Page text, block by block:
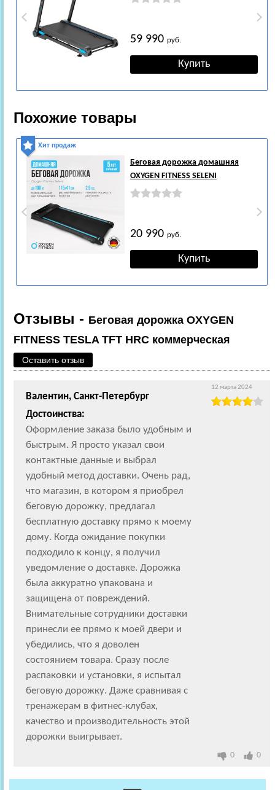
59 990 руб.
Похожие товары
Хит продаж
Беговая дорожка домашняя
OXYGEN FITNESS SELENI
20 990 руб.
Отзывы - Беговая дорожка OXYGEN
FITNESS TESLA TFT HRC коммерческая
Оставить отзыв
Валентин, Санкт-Петербург
Достоинства:
Оформление заказа было удобным и
быстрым. Я просто указал свои
контактные данные и выбрал
удобный метод доставки. Очень рад,
что магазин, в котором я приобрел
беговую дорожку, предлагал
бесплатную доставку прямо к моему
дому. Когда ожидание покупки
подходило к концу, я получил
уведомление о доставке. Дорожка
была аккуратно упакована и
защищена от повреждений.
Внимательные сотрудники доставки
принесли ее прямо к моей двери и
убедились, что я доволен
состоянием товара. Сразу после
распаковки и установки, я испытал
беговую дорожку. Даже сравнивая с
тренажерам в фитнес-клубах,
качество и производительность этой
дорожки выигрывает.
12 марта 2024
0 0